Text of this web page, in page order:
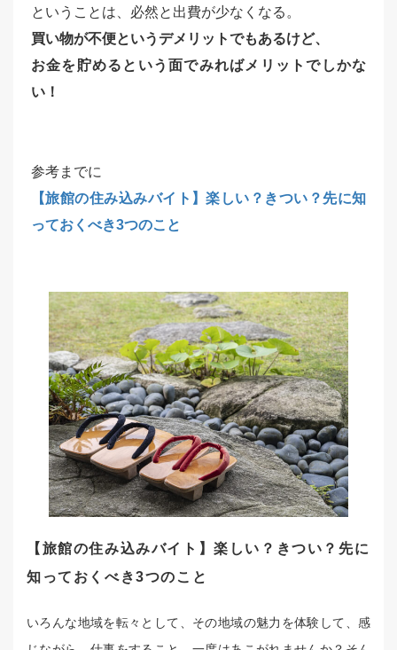
ということは、必然と出費が少なくなる。
買い物が不便というデメリットでもあるけど、
お金を貯めるという面でみればメリットでしかな
い！
参考までに
【旅館の住み込みバイト】楽しい？きつい？先に知
っておくべき3つのこと
【旅館の住み込みバイト】楽しい？きつい？先に
知っておくべき3つのこと
いろんな地域を転々として、その地域の魅力を体験して、感